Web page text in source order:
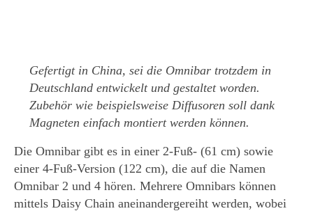
Gefertigt in China, sei die Omnibar trotzdem in
Deutschland entwickelt und gestaltet worden.
Zubehör wie beispielsweise Diffusoren soll dank
Magneten einfach montiert werden können.
Die Omnibar gibt es in einer 2-Fuß- (61 cm) sowie
einer 4-Fuß-Version (122 cm), die auf die Namen
Omnibar 2 und 4 hören. Mehrere Omnibars können
mittels Daisy Chain aneinandergereiht werden, wobei